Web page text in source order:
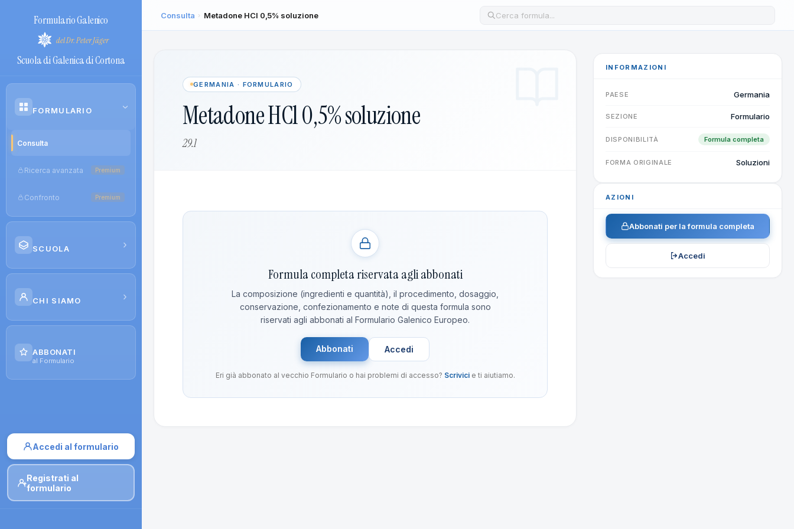
Formulario Galenico
del Dr. Peter Jäger
Scuola di Galenica di Cortona
FORMULARIO ›
Consulta
Ricerca avanzata Premium
Confronto Premium
SCUOLA ›
Corsi
Moduli di iscrizione
CHI SIAMO ›
Contatti
ABBONATI
al Formulario
Accedi al formulario
Registrati al
formulario
Consulta › Metadone HCl 0,5% soluzione Cerca una formula nel database
GERMANIA · FORMULARIO
Metadone HCl 0,5% soluzione
29.1
Formula completa riservata agli abbonati
La composizione (ingredienti e quantità), il procedimento, dosaggio,
conservazione, confezionamento e note di questa formula sono
riservati agli abbonati al Formulario Galenico Europeo.
Abbonati Accedi
Eri già abbonato al vecchio Formulario o hai problemi di accesso? Scrivicie ti aiutiamo.
INFORMAZIONI
PAESE Germania
SEZIONE Formulario
DISPONIBILITÀ Formula completa
FORMA ORIGINALE Soluzioni
AZIONI
Abbonati per la formula completa
Accedi